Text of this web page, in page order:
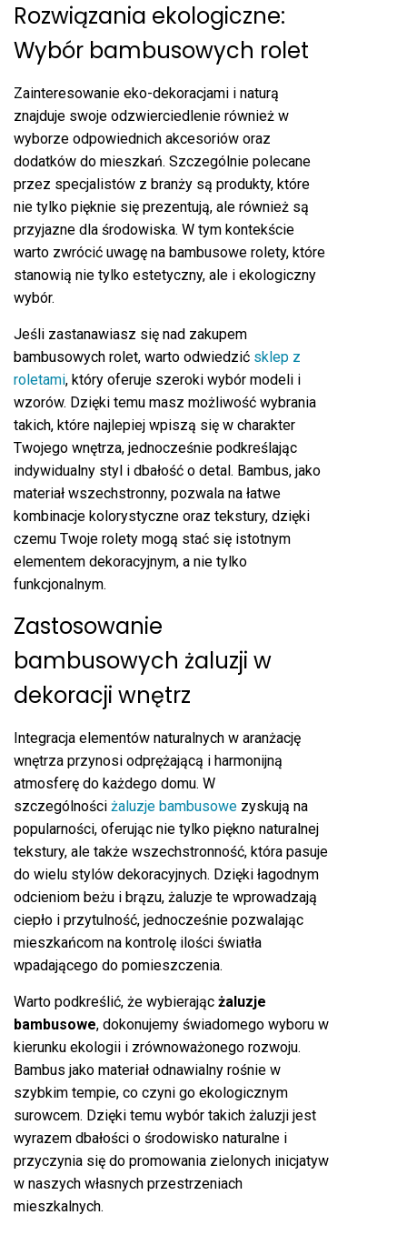
Rozwiązania ekologiczne:
Wybór bambusowych rolet
Zainteresowanie eko-dekoracjami i naturą
znajduje swoje odzwierciedlenie również w
wyborze odpowiednich akcesoriów oraz
dodatków do mieszkań. Szczególnie polecane
przez specjalistów z branży są produkty, które
nie tylko pięknie się prezentują, ale również są
przyjazne dla środowiska. W tym kontekście
warto zwrócić uwagę na bambusowe rolety, które
stanowią nie tylko estetyczny, ale i ekologiczny
wybór.
Jeśli zastanawiasz się nad zakupem
bambusowych rolet, warto odwiedzić sklep z
roletami, który oferuje szeroki wybór modeli i
wzorów. Dzięki temu masz możliwość wybrania
takich, które najlepiej wpiszą się w charakter
Twojego wnętrza, jednocześnie podkreślając
indywidualny styl i dbałość o detal. Bambus, jako
materiał wszechstronny, pozwala na łatwe
kombinacje kolorystyczne oraz tekstury, dzięki
czemu Twoje rolety mogą stać się istotnym
elementem dekoracyjnym, a nie tylko
funkcjonalnym.
Zastosowanie
bambusowych żaluzji w
dekoracji wnętrz
Integracja elementów naturalnych w aranżację
wnętrza przynosi odprężającą i harmonijną
atmosferę do każdego domu. W
szczególności żaluzje bambusowe zyskują na
popularności, oferując nie tylko piękno naturalnej
tekstury, ale także wszechstronność, która pasuje
do wielu stylów dekoracyjnych. Dzięki łagodnym
odcieniom beżu i brązu, żaluzje te wprowadzają
ciepło i przytulność, jednocześnie pozwalając
mieszkańcom na kontrolę ilości światła
wpadającego do pomieszczenia.
Warto podkreślić, że wybierając żaluzje
bambusowe, dokonujemy świadomego wyboru w
kierunku ekologii i zrównoważonego rozwoju.
Bambus jako materiał odnawialny rośnie w
szybkim tempie, co czyni go ekologicznym
surowcem. Dzięki temu wybór takich żaluzji jest
wyrazem dbałości o środowisko naturalne i
przyczynia się do promowania zielonych inicjatyw
w naszych własnych przestrzeniach
mieszkalnych.